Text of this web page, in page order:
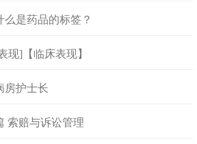
么是药品的标签？
现]【临床表现】
房护士长
索赔与诉讼管理